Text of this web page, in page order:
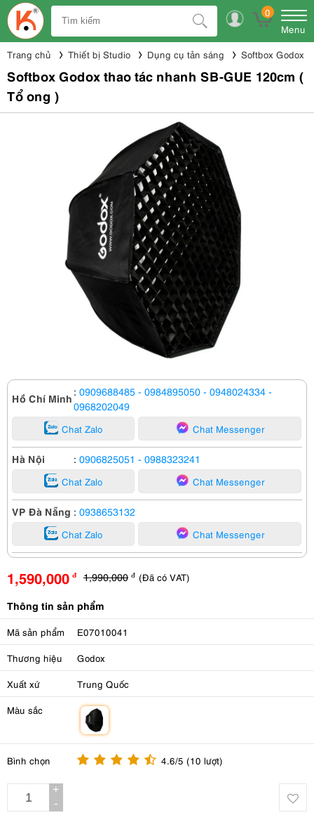
0
Menu
Trang chủ Thiết bị Studio Dụng cụ tản sáng Softbox Godox
Softbox Godox thao tác nhanh SB-GUE 120cm (
Tổ ong )
Hồ Chí Minh : 0909688485 - 0984895050 - 0948024334 -
0968202049
Chat Zalo Chat Messenger
Hà Nội : 0906825051 - 0988323241
Chat Zalo Chat Messenger
VP Đà Nẵng : 0938653132
Chat Zalo Chat Messenger
1,590,000 đ 1,990,000 đ (Đã có VAT)
Thông tin sản phẩm
Mã sản phẩm E07010041
Thương hiệu Godox
Xuất xứ Trung Quốc
Màu sắc
Bình chọn 4.6/5 (10 lượt)
+
-